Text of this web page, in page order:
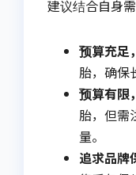
建议结合自身
预算充足
胎，确保
预算有限
胎，但需
量。
追求品牌